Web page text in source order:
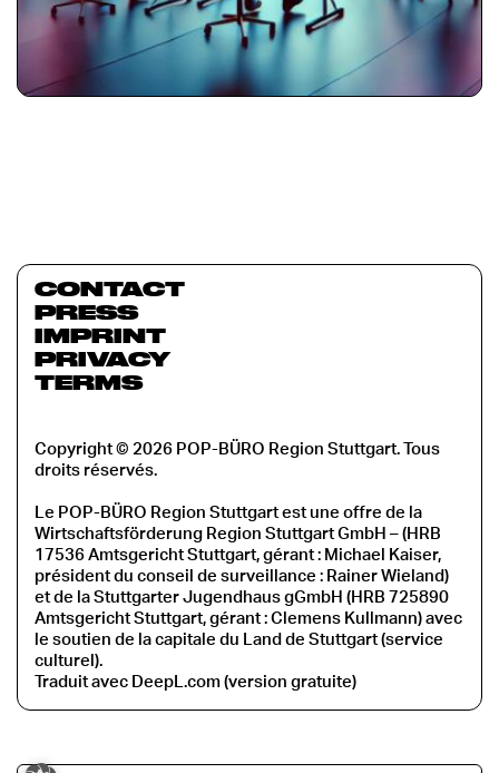
CONTACT
PRESS
IMPRINT
PRIVACY
TERMS
Copyright © 2026 POP-BÜRO Region Stuttgart. Tous
droits réservés.
Le POP-BÜRO Region Stuttgart est une offre de la
Wirtschaftsförderung Region Stuttgart GmbH – (HRB
17536 Amtsgericht Stuttgart, gérant : Michael Kaiser,
président du conseil de surveillance : Rainer Wieland)
et de la Stuttgarter Jugendhaus gGmbH (HRB 725890
Amtsgericht Stuttgart, gérant : Clemens Kullmann) avec
le soutien de la capitale du Land de Stuttgart (service
culturel).
Traduit avec DeepL.com (version gratuite)